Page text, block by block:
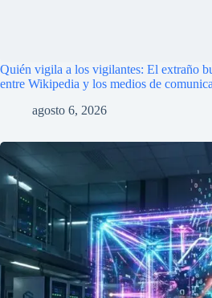
Google retira su nueva IA para Google
después de su lanzamiento por temor a
julio 31, 2026